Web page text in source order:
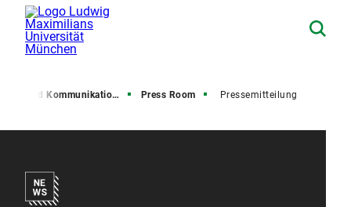
und Kommunikation (PuK) Press Room Pressemitteilung